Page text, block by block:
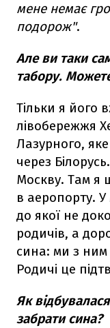
мене немає
подорож".
Але ви таки
табору.
Тільки я його
лівобережжя
Лазурного,
через
Москву. Там я
в аеропорту.
до якої не
родичів, а
сина: ми з ним
Родичі це
Як
забрати сина?